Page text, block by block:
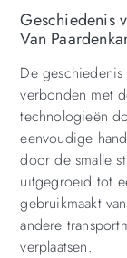
Geschiedenis
Van
De
verbonden met
technologieën
eenvoudige
door de smalle
uitgegroeid tot
gebruikmaakt
andere
verplaatsen.